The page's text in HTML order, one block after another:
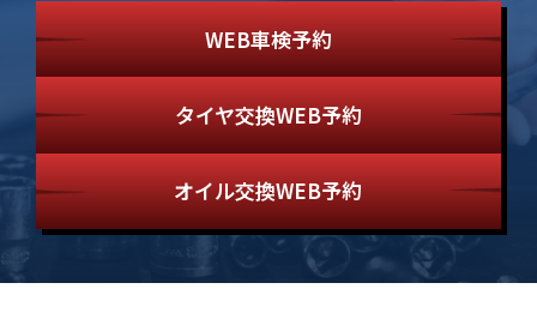
WEB車検予約
タイヤ交換WEB予約
オイル交換WEB予約